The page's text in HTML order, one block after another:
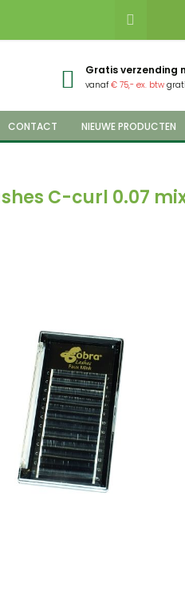
Gratis verzending
vanaf€ 75,- ex. btw
CONTACT NIEUWE PRODUCTEN
C-curl 0.07